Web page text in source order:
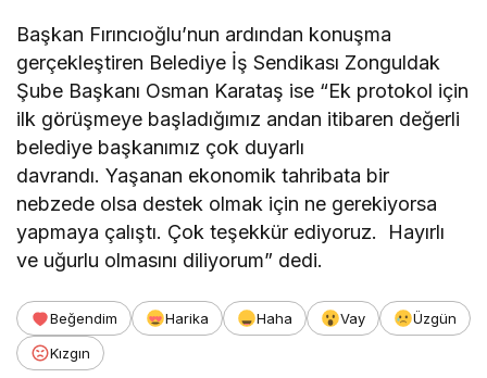
Başkan Fırıncıoğlu’nun ardından konuşma
gerçekleştiren Belediye İş Sendikası Zonguldak
Şube Başkanı Osman Karataş ise “Ek protokol için
ilk görüşmeye başladığımız andan itibaren değerli
belediye başkanımız çok duyarlı
davrandı. Yaşanan ekonomik tahribata bir
nebzede olsa destek olmak için ne gerekiyorsa
yapmaya çalıştı. Çok teşekkür ediyoruz. Hayırlı
ve uğurlu olmasını diliyorum” dedi.
Beğendim Harika Haha Vay
Üzgün
Kızgın